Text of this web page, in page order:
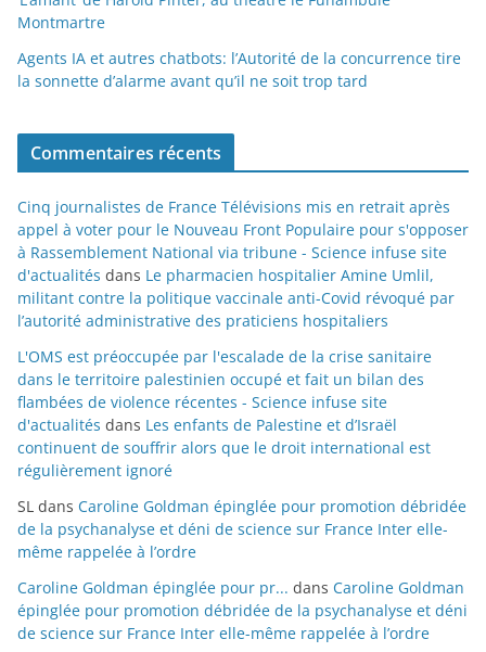
Montmartre
Agents IA et autres chatbots: l’Autorité de la concurrence tire
la sonnette d’alarme avant qu’il ne soit trop tard
Commentaires récents
Cinq journalistes de France Télévisions mis en retrait après
appel à voter pour le Nouveau Front Populaire pour s'opposer
à Rassemblement National via tribune - Science infuse site
d'actualités dans Le pharmacien hospitalier Amine Umlil,
militant contre la politique vaccinale anti-Covid révoqué par
l’autorité administrative des praticiens hospitaliers
L'OMS est préoccupée par l'escalade de la crise sanitaire
dans le territoire palestinien occupé et fait un bilan des
flambées de violence récentes - Science infuse site
d'actualités dans Les enfants de Palestine et d’Israël
continuent de souffrir alors que le droit international est
régulièrement ignoré
SL dans Caroline Goldman épinglée pour promotion débridée
de la psychanalyse et déni de science sur France Inter elle-
même rappelée à l’ordre
Caroline Goldman épinglée pour pr... dans Caroline Goldman
épinglée pour promotion débridée de la psychanalyse et déni
de science sur France Inter elle-même rappelée à l’ordre